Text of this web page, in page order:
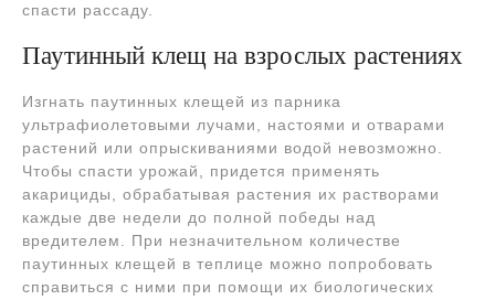
спасти рассаду.
Паутинный клещ на взрослых растениях
Изгнать паутинных клещей из парника
ультрафиолетовыми лучами, настоями и отварами
растений или опрыскиваниями водой невозможно.
Чтобы спасти урожай, придется применять
акарициды, обрабатывая растения их растворами
каждые две недели до полной победы над
вредителем. При незначительном количестве
паутинных клещей в теплице можно попробовать
справиться с ними при помощи их биологических